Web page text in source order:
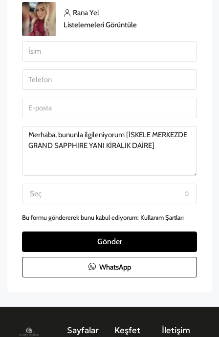
Rana Yel
Listelemeleri Görüntüle
Seç
Bu formu göndererek bunu kabul ediyorum: Kullanım Şartları
Gönder
WhatsApp
Sayfalar Keşfet İletişim